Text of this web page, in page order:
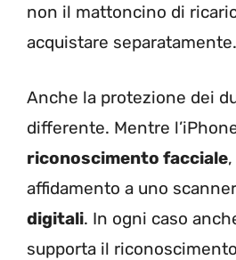
non il mattoncino di
acquistare separatamente.
Anche la protezione dei
differente. Mentre
riconoscimento facciale
affidamento a uno
digitali. In ogni caso
supporta il